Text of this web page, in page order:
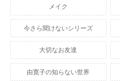
メイク
今さら聞けないシリーズ
大切なお友達
由寛子の知らない世界